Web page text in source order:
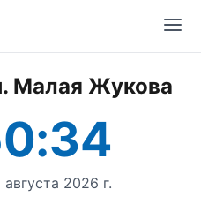
Малая Жукова
2026 г.